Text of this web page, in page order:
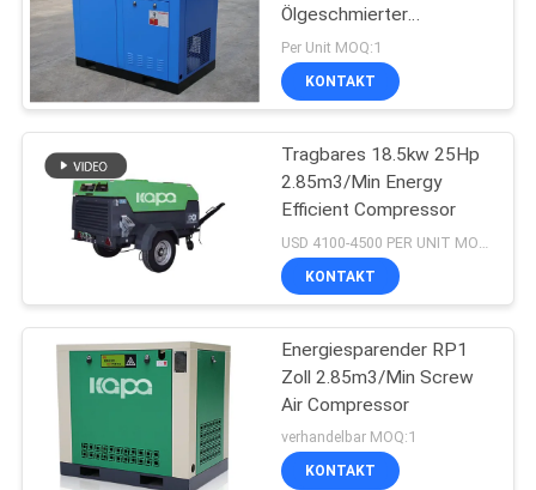
WERKSBESICHTIGUNG
QUALITÄTSKONTROLLE
KONTAKT
NEUIGKEITEN
SITEMAP
Ölgeschmierter
Schraubenluftkompressor
Hanbell Airend
Per Unit MOQ:1
KONTAKT
Tragbares 18.5kw 25Hp
2.85m3/Min Energy
Efficient Compressor
KONTAKT
Energiesparender RP1
Zoll 2.85m3/Min Screw
Air Compressor
verhandelbar MOQ:1
KONTAKT